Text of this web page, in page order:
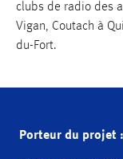
clubs de radio des
Vigan, Coutach à
du-Fort.
Porteur du projet :